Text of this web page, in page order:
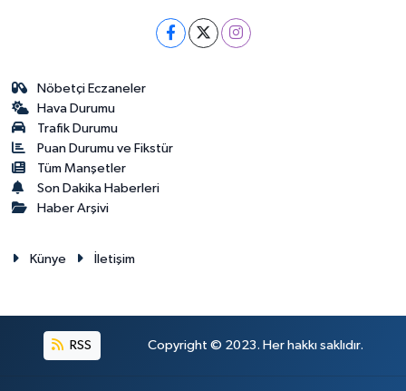
Nöbetçi Eczaneler
Hava Durumu
Trafik Durumu
Puan Durumu ve Fikstür
Tüm Manşetler
Son Dakika Haberleri
Haber Arşivi
Künye İletişim
RSS Copyright © 2023. Her hakkı saklıdır.